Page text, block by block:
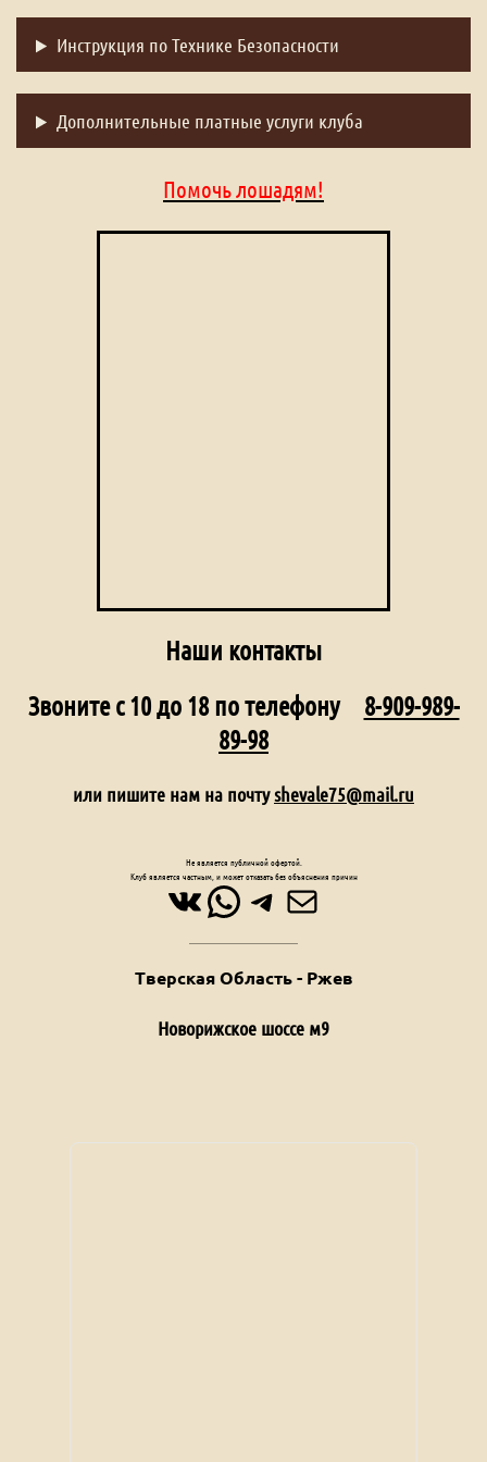
Инструкция по Технике Безопасности
Дополнительные платные услуги клуба
Помочь лошадям!
Наши контакты
Звоните с 10 до 18 по телефону
8-909-989-
89-98
или пишите нам на почтуshevale75@mail.ru
Клуб является частным, и может отказать без объяснения причин
ВКонтакте
WhatsApp
Telegram
Почта
Тверская Область - Ржев
Новорижское шоссе м9